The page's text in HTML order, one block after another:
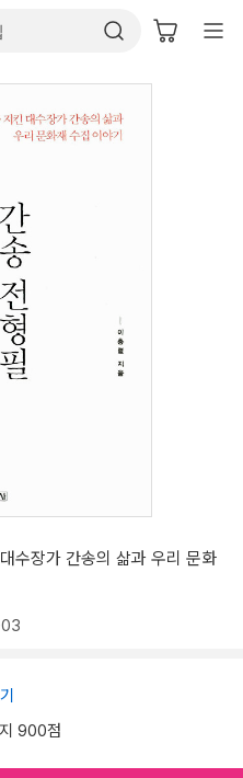
수장가 간송의 삶과 우리 문화
900점